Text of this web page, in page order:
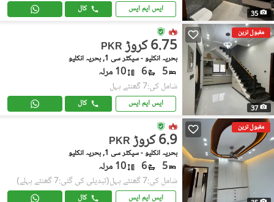
35 ایس ایم ایس کال
مقبول ترین
37
PKR 6.75 کروڑ
بحریہ انکلیو - سیکٹر سی 1, بحریہ انکلیو
5
6 10 مرلہ
شامل کی:7 گھنٹے پہل
ایس ایم ایس کال
مقبول ترین
PKR 6.9 کروڑ
بحریہ انکلیو - سیکٹر سی 1, بحریہ انکلیو
5
6 10 مرلہ
شامل کی:7 گھنٹے پہل (تبدیلی کی گئی:7 گھنٹے پہلے)
ایس ایم ایس کال